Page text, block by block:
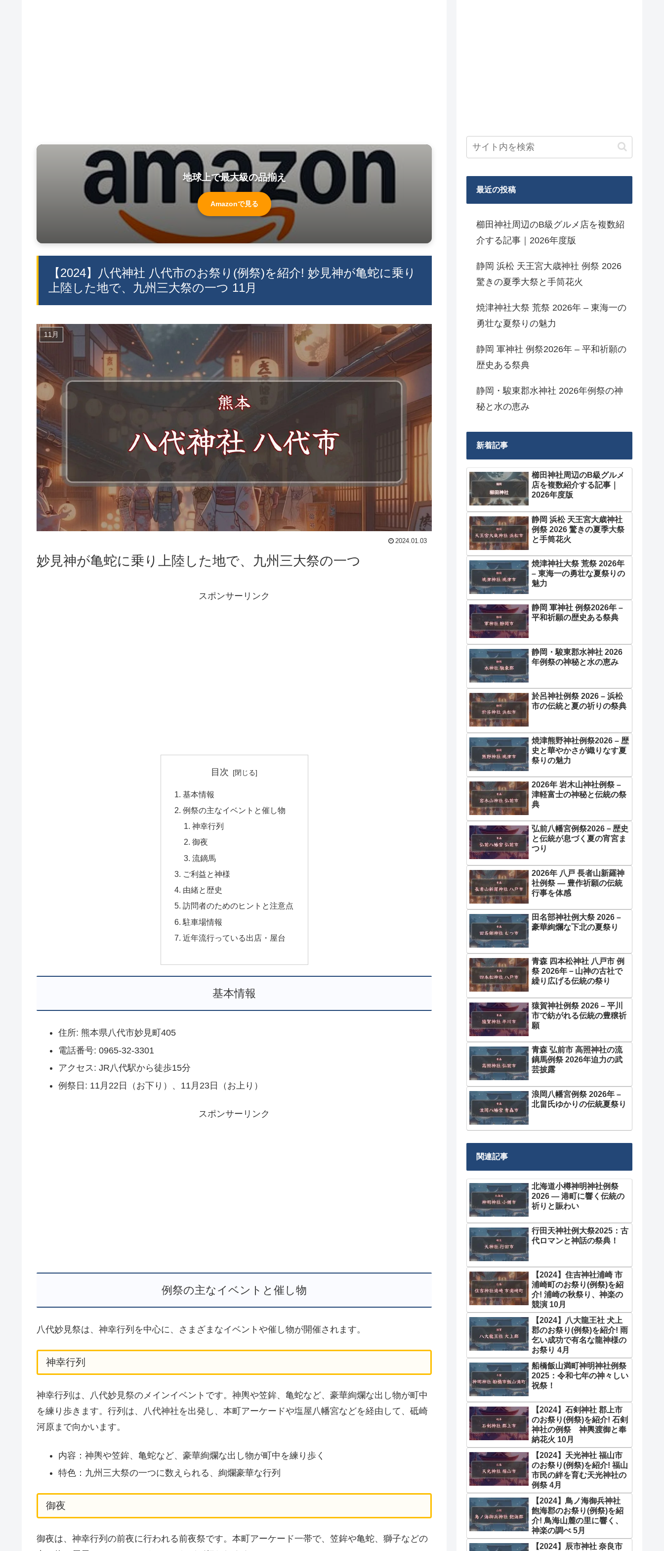
地球上で最大級の品揃え
Amazonで見る
【2024】八代神社 八代市のお祭り(例祭)を紹介! 妙見神が亀蛇に乗り
上陸した地で、九州三大祭の一つ 11月
11月
2024.01.03
妙見神が亀蛇に乗り上陸した地で、九州三大祭の一つ
スポンサーリンク
目次
基本情報
例祭の主なイベントと催し物
神幸行列
御夜
流鏑馬
ご利益と神様
由緒と歴史
訪問者のためのヒントと注意点
駐車場情報
近年流行っている出店・屋台
基本情報
住所: 熊本県八代市妙見町405
電話番号: 0965-32-3301
アクセス: JR八代駅から徒歩15分
例祭日: 11月22日（お下り）、11月23日（お上り）
スポンサーリンク
例祭の主なイベントと催し物
八代妙見祭は、神幸行列を中心に、さまざまなイベントや催し物が開催されます。
神幸行列
神幸行列は、八代妙見祭のメインイベントです。神輿や笠鉾、亀蛇など、豪華絢爛な出し物が町中
を練り歩きます。行列は、八代神社を出発し、本町アーケードや塩屋八幡宮などを経由して、砥崎
河原まで向かいます。
内容：神輿や笠鉾、亀蛇など、豪華絢爛な出し物が町中を練り歩く
特色：九州三大祭の一つに数えられる、絢爛豪華な行列
御夜
御夜は、神幸行列の前夜に行われる前夜祭です。本町アーケード一帯で、笠鉾や亀蛇、獅子などの
最近の投稿
櫛田神社周辺のB級グルメ店を複数紹
介する記事｜2026年度版
静岡 浜松 天王宮大歳神社 例祭 2026
驚きの夏季大祭と手筒花火
焼津神社大祭 荒祭 2026年 – 東海一の
勇壮な夏祭りの魅力
静岡 軍神社 例祭2026年 – 平和祈願の
歴史ある祭典
静岡・駿東郡水神社 2026年例祭の神
秘と水の恵み
新着記事
櫛田神社周辺のB級グルメ
店を複数紹介する記事｜
2026年度版
静岡 浜松 天王宮大歳神社
例祭 2026 驚きの夏季大祭
と手筒花火
焼津神社大祭 荒祭 2026年
– 東海一の勇壮な夏祭りの
魅力
静岡 軍神社 例祭2026年 –
平和祈願の歴史ある祭典
静岡・駿東郡水神社 2026
年例祭の神秘と水の恵み
於呂神社例祭 2026 – 浜松
市の伝統と夏の祈りの祭典
焼津熊野神社例祭2026 – 歴
史と華やかさが織りなす夏
祭りの魅力
2026年 岩木山神社例祭 –
津軽富士の神秘と伝統の祭
典
弘前八幡宮例祭2026－歴史
と伝統が息づく夏の宵宮ま
つり
2026年 八戸 長者山新羅神
社例祭 ― 豊作祈願の伝統
行事を体感
田名部神社例大祭 2026 –
豪華絢爛な下北の夏祭り
青森 四本松神社 八戸市 例
祭 2026年－山神の古社で
繰り広げる伝統の祭り
猿賀神社例祭 2026 – 平川
市で紡がれる伝統の豊穣祈
願
青森 弘前市 高照神社の流
鏑馬例祭 2026年迫力の武
芸披露
浪岡八幡宮例祭 2026年 –
北畠氏ゆかりの伝統夏祭り
関連記事
北海道小樽神明神社例祭
2026 — 港町に響く伝統の
祈りと賑わい
行田天神社例大祭2025：古
代ロマンと神話の祭典！
【2024】住吉神社浦崎 市
浦崎町のお祭り(例祭)を紹
介! 浦崎の秋祭り、神楽の
競演 10月
【2024】八大龍王社 犬上
郡のお祭り(例祭)を紹介! 雨
乞い成功で有名な龍神様の
お祭り 4月
船橋飯山満町神明神社例祭
2025：令和七年の神々しい
祝祭！
【2024】石剣神社 郡上市
のお祭り(例祭)を紹介! 石剣
神社の例祭 神輿渡御と奉
納花火 10月
【2024】天光神社 福山市
のお祭り(例祭)を紹介! 福山
市民の絆を育む天光神社の
例祭 4月
【2024】鳥ノ海御兵神社
飽海郡のお祭り(例祭)を紹
介! 鳥海山麓の里に響く、
神楽の調べ 5月
【2024】辰市神社 奈良市